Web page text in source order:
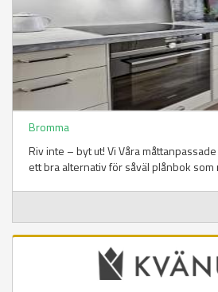
Bromma
Riv inte – byt ut! Vi Våra
ett bra alternativ för såväl plånbok som